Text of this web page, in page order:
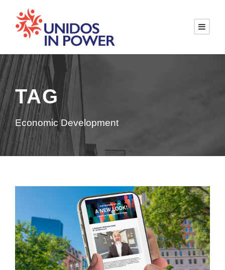
TAG
Economic Development